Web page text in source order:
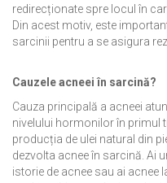
redirecționate spre locul în
Din acest motiv, este
sarcinii pentru a se asigura
Cauzele acneei în sarcină?
Cauza principală a acneei
nivelului hormonilor în primul
producția de ulei natural din
dezvolta acnee în sarcină. Ai
istorie de acnee sau ai acnee